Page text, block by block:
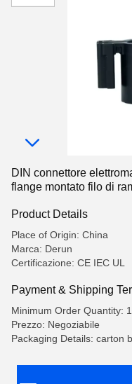
DIN connettore
flange montato filo di
Product Details
Place of Origin: China
Marca: Derun
Certificazione: CE IEC UL
Payment & Shipping
Minimum Order Quantity:
Prezzo: Negoziabile
Packaging Details: carton